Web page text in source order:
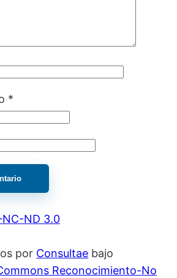
*
NC-ND 3.0
por Consultae bajo
Reconocimiento-No